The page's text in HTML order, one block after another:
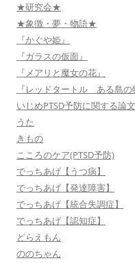
★研究会★
★象徴・夢・物語★
『かぐや姫』
『ガラスの仮面』
『メアリと魔女の花』
『レッドタートル ある島の
いじめPTSD予防に関する論文
うた
きもの
こころのケア(PTSD予防)
でっちあげ【うつ病】
でっちあげ【発達障害】
でっちあげ【統合失調症】
でっちあげ【認知症】
どらえもん
ののちゃん